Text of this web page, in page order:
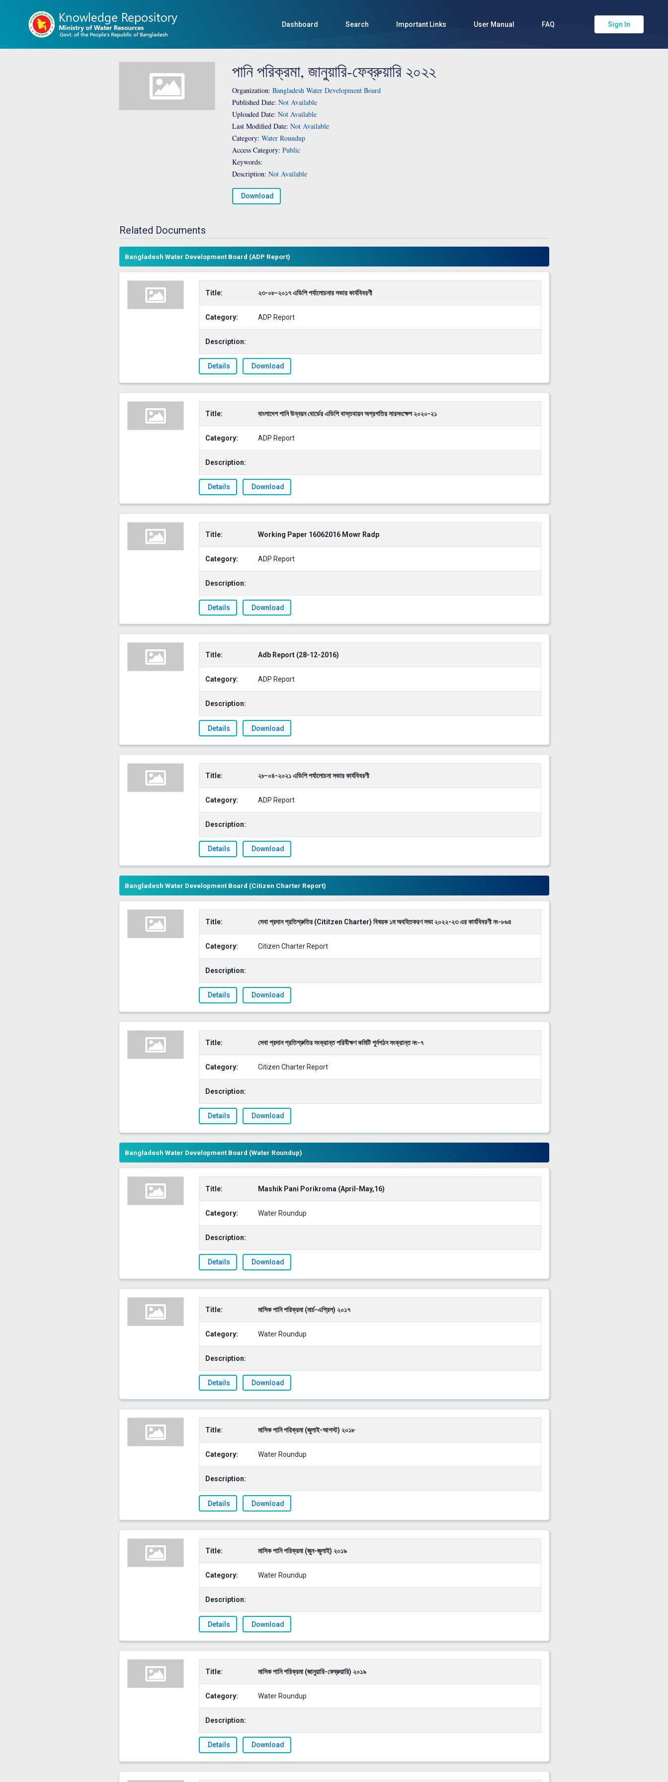
Dashboard Search Important Links User Manual FAQ Sign In
পানি পরিক্রমা, জানুয়ারি-ফেব্রুয়ারি ২০২২
Organization: Bangladesh Water Development Board
Published Date: Not Available
Uploaded Date: Not Available
Last Modified Date: Not Available
Category: Water Roundup
Access Category: Public
Keywords:
Description: Not Available
Download
Related Documents
Bangladesh Water Development Board (ADP Report)
Title: ২৩-০৮-২০১৭ এডিপি পর্যালোচনার সভার কার্যবিবরণী
Category: ADP Report
Description:
Details Download
Title: বাংলাদেশ পানি উন্নয়ন বোর্ডের এডিপি বাস্তবায়ন অগ্রগতির সারসংক্ষেপ ২০২০-২১
Category: ADP Report
Description:
Details Download
Title: Working Paper 16062016 Mowr Radp
Category: ADP Report
Description:
Details Download
Title: Adb Report (28-12-2016)
Category: ADP Report
Description:
Details Download
Title: ২৮-০৪-২০২১ এডিপি পর্যালোচনা সভার কার্যবিবরণী
Category: ADP Report
Description:
Details Download
Bangladesh Water Development Board (Citizen Charter Report)
Title: সেবা প্রদান প্রতিশ্রুতির (Cititzen Charter) বিষয়ক ১ম অবহিতকরণ সভা ২০২২-২৩ এর কার্যবিবরণী নং-৮৬৪
Category: Citizen Charter Report
Description:
Details Download
Title: সেবা প্রদান প্রতিশ্রুতির সংক্রান্ত পরিবীক্ষণ কমিটি পুর্নগঠন সংক্রান্ত নং-৭
Category: Citizen Charter Report
Description:
Details Download
Bangladesh Water Development Board (Water Roundup)
Title: Mashik Pani Porikroma (April-May,16)
Category: Water Roundup
Description:
Details Download
Title: মাসিক পানি পরিক্রমা (মার্চ-এপ্রিল) ২০১৭
Category: Water Roundup
Description:
Details Download
Title: মাসিক পানি পরিক্রমা (জুলাই-আগস্ট) ২০১৮
Category: Water Roundup
Description:
Details Download
Title: মাসিক পানি পরিক্রমা (জুন-জুলাই) ২০১৯
Category: Water Roundup
Description:
Details Download
Title: মাসিক পানি পরিক্রমা (জানুয়ারি-ফেব্রুয়ারি) ২০১৯
Category: Water Roundup
Description:
Details Download